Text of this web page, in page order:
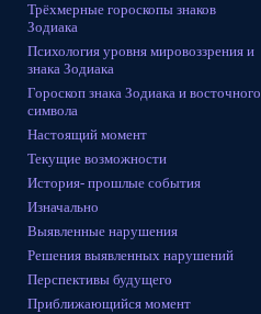
Трёхмерные гороскопы знаков
Зодиака
Психология уровня мировоззрения и
знака Зодиака
Гороскоп знака Зодиака и восточного
символа
Настоящий момент
Текущие возможности
История- прошлые события
Изначально
Выявленные нарушения
Решения выявленных нарушений
Перспективы будущего
Приближающийся момент